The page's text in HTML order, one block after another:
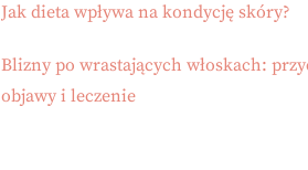
Jak dieta wpływa na kondycję skóry?
Blizny po wrastających włoskach:
objawy i leczenie